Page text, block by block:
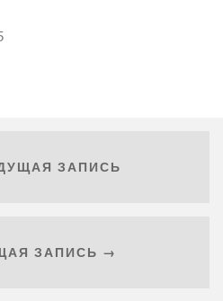
ЗАПИСЬ
ЗАПИСЬ →